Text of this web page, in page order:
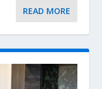
READ MORE